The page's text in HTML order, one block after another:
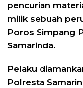
pencurian
milik sebuah
Poros Simpang
Samarinda.
Pelaku
Polresta